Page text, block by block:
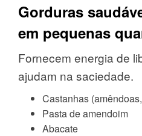
Gorduras
em pequenas
Fornecem energia de
ajudam na saciedade.
Castanhas
Pasta de amendoim
Abacate